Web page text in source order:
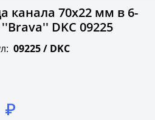
канала 70х22 мм в 6-
DKC 09225
09225 / DKC
₽